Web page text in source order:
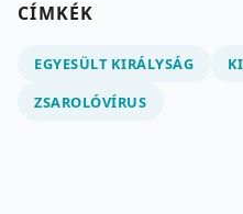
CÍMKÉK
EGYESÜLT KIRÁLYSÁG
ZSAROLÓVÍRUS